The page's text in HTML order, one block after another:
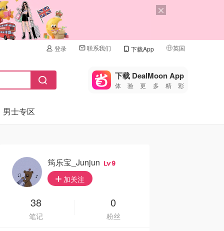
登录 联系我们 下载App 英国
🇺🇸
🇨🇳 中国
🇦🇺
下载 DealMoon App
体验更多精彩
男士专区
筠乐宝_Junjun 9
加关注
38
笔记
0
粉丝